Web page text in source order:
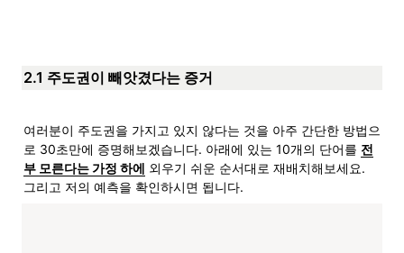
2.1 주도권이 빼앗겼다는 증거
여러분이 주도권을 가지고 있지 않다는 것을 아주 간단한 방법으
로 30초만에 증명해보겠습니다. 아래에 있는 10개의 단어를 전
부 모른다는 가정 하에 외우기 쉬운 순서대로 재배치해보세요.
그리고 저의 예측을 확인하시면 됩니다.